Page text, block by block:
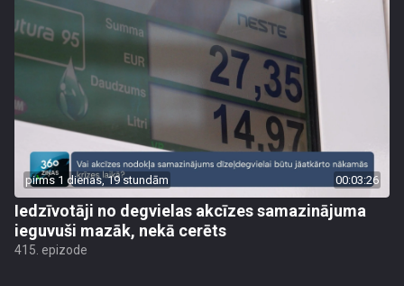
pirms 1 dienas, 19 stundām 00:03:26
Iedzīvotāji no degvielas akcīzes samazinājuma
ieguvuši mazāk, nekā cerēts
415. epizode